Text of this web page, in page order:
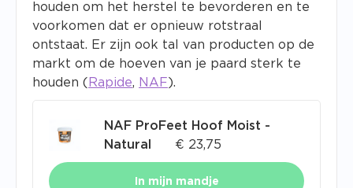
houden om het herstel te bevorderen en te
voorkomen dat er opnieuw rotstraal
ontstaat. Er zijn ook tal van producten op de
markt om de hoeven van je paard sterk te
houden ( Rapide, NAF).
NAF ProFeet Hoof Moist -
Natural
€ 23,75
In mijn mandje